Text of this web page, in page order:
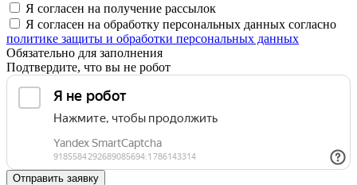
Я согласен на получение рассылок
Я согласен на обработку персональных данных согласно
политике защиты и обработки персональных данных
Обязательно для заполнения
Подтвердите, что вы не робот
Отправить заявку